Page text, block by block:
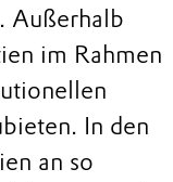
Außerhalb
im Rahmen
In den
an so